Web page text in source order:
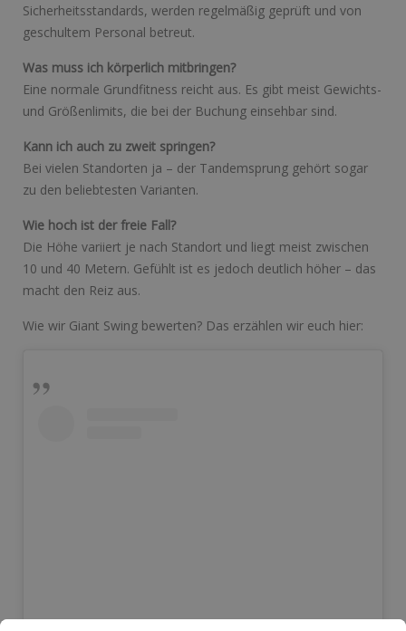
Sicherheitsstandards, werden regelmäßig geprüft und von
geschultem Personal betreut.
Was muss ich körperlich mitbringen?
Eine normale Grundfitness reicht aus. Es gibt meist Gewichts-
und Größenlimits, die bei der Buchung einsehbar sind.
Kann ich auch zu zweit springen?
Bei vielen Standorten ja – der Tandemsprung gehört sogar
zu den beliebtesten Varianten.
Wie hoch ist der freie Fall?
Die Höhe variiert je nach Standort und liegt meist zwischen
10 und 40 Metern. Gefühlt ist es jedoch deutlich höher – das
macht den Reiz aus.
Wie wir Giant Swing bewerten? Das erzählen wir euch hier: